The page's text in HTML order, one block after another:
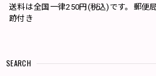
送料は全国一律250円(税込)です。郵便
跡付き
SEARCH